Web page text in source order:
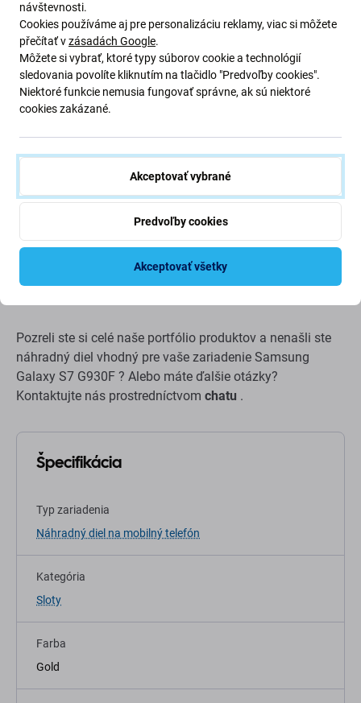
Montáž a tipy:
na montáž alebo demontáž je potrebné špeciálne
náradie, ktoré nájdete v našej ponuke
Pri montáži dávajte pozor na krehké časti
snažte sa vykonávať opravy v suchom, bezprašnom
prostredí bez priameho slnečného žiarenia
Nezodpovedáme za žiadne škody spôsobené počas
inštalácie
Ak máte akékoľvek otázky, kontaktujte nás
Pozreli ste si celé naše portfólio produktov a nenašli ste
náhradný diel vhodný pre vaše zariadenie Samsung
Galaxy S7 G930F ? Alebo máte ďalšie otázky?
Kontaktujte nás prostredníctvom chatu .
Špecifikácia
Typ zariadenia
Náhradný diel na mobilný telefón
Kategória
Sloty
Farba
Gold
návštevnosti.
Cookies používáme aj pre personalizáciu reklamy, viac si môžete
přečítať vzásadách Google.
Môžete si vybrať, ktoré typy súborov cookie a technológií
sledovania povolíte kliknutím na tlačidlo "Predvoľby cookies".
Niektoré funkcie nemusia fungovať správne, ak sú niektoré
cookies zakázané.
Akceptovať vybrané
Predvoľby cookies
Akceptovať všetky